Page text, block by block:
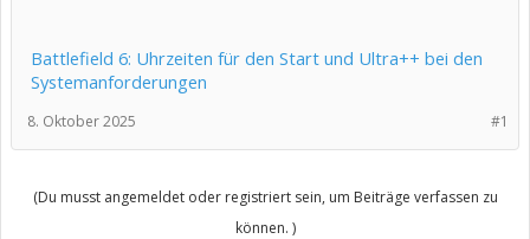
Battlefield 6: Uhrzeiten für den Start und Ultra++ bei den
Systemanforderungen
#1
8. Oktober 2025
(Du musst angemeldet oder registriert sein, um Beiträge verfassen zu
können. )